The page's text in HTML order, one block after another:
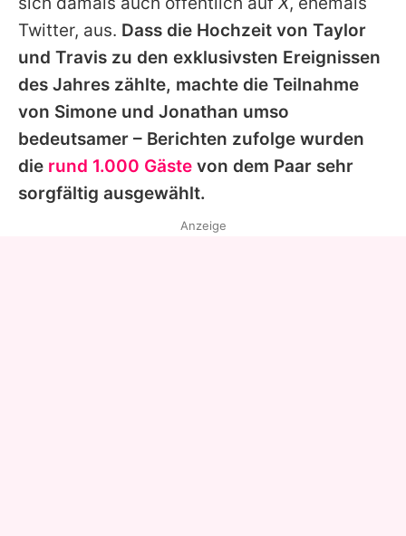
Twitter, aus. Dass die Hochzeit von Taylor
und Travis zu den exklusivsten Ereignissen
des Jahres zählte, machte die Teilnahme
von Simone und Jonathan umso
bedeutsamer – Berichten zufolge wurden
die rund 1.000 Gäste von dem Paar sehr
sorgfältig ausgewählt.
Anzeige